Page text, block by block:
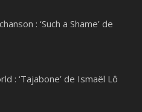
: ‘Such a Shame’ de
: ‘Tajabone’ de Ismaël Lô